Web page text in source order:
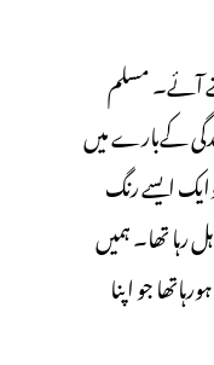
آئے۔ مسلم
کےبارے میں
ایسے رنگ
رہا تھا۔ ہمیں
جو اپنا